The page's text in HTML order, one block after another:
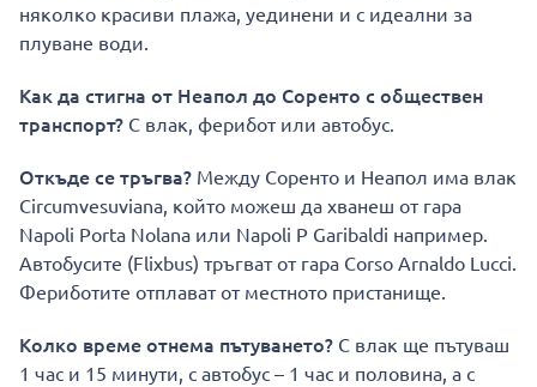
няколко красиви плажа, уединени и с идеални за
плуване води.
Как да стигна от Неапол до Соренто с обществен
транспорт? С влак, ферибот или автобус.
Откъде се тръгва? Между Соренто и Неапол има влак
Circumvesuviana, който можеш да хванеш от гара
Napoli Porta Nolana или Napoli P Garibaldi например.
Автобусите (Flixbus) тръгват от гара Corso Arnaldo Lucci.
Фериботите отплават от местното пристанище.
Колко време отнема пътуването? С влак ще пътуваш
1 час и 15 минути, с автобус – 1 час и половина, а с